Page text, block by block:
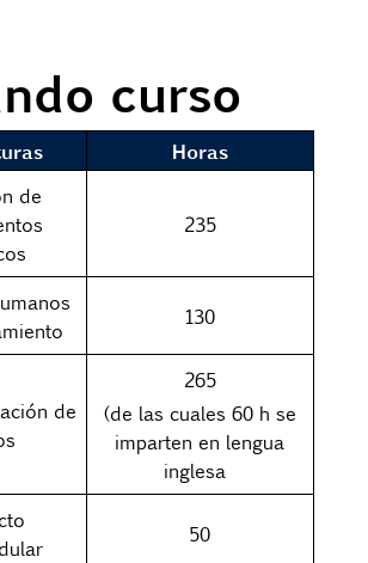
curso
Horas
de
235
130
de
265
(de las cuales 60 h se
imparten en lengua
inglesa
50